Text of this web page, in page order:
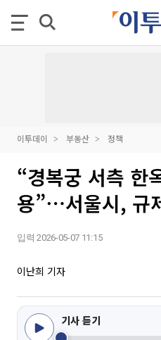
이투데이 부동산 정책
“경복궁 서측 한
용”⋯서울시, 규
입력 2026-05-07 11:15
이난희 기자
기사 듣기